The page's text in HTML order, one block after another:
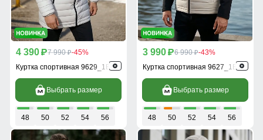
4 390 p7 990 p-45%
Куртка спортивная 9629_1B
Выбрать размер
48 50 52 54 56
3 990 p6 990 p-43%
Куртка спортивная 9627_1B
Выбрать размер
48 50 52 54 56